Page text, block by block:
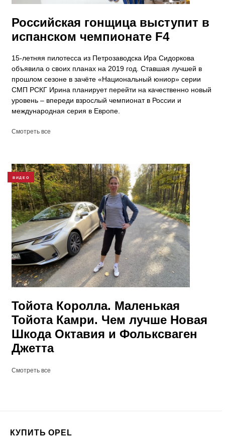
Российская гонщица выступит в
испанском чемпионате F4
15-летняя пилотесса из Петрозаводска Ира Сидоркова
объявила о своих планах на 2019 год. Ставшая лучшей в
прошлом сезоне в зачёте «Национальный юниор» серии
СМП РСКГ Ирина планирует перейти на качественно новый
уровень – впереди взрослый чемпионат в России и
международная серия в Европе.
Смотреть все
ВИДЕО
Тойота Королла. Маленькая
Тойота Камри. Чем лучше Новая
Шкода Октавия и Фольксваген
Джетта
Смотреть все
КУПИТЬ OPEL